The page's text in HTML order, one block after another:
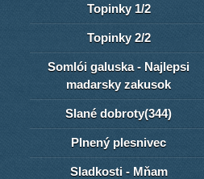
Topinky 1/2
Topinky 2/2
Somlói galuska - Najlepsi
madarsky zakusok
Slané dobroty(344)
Plnený plesnivec
Sladkosti - Mňam